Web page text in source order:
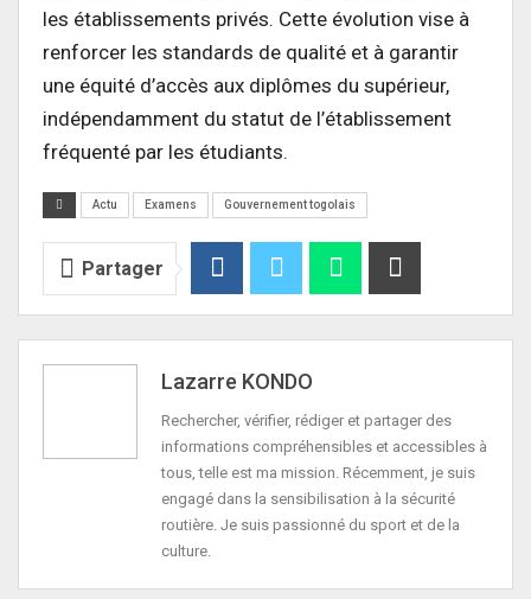
les établissements privés. Cette évolution vise à
renforcer les standards de qualité et à garantir
une équité d’accès aux diplômes du supérieur,
indépendamment du statut de l’établissement
fréquenté par les étudiants.
Actu Examens Gouvernement togolais
Partager
Lazarre KONDO
Rechercher, vérifier, rédiger et partager des
informations compréhensibles et accessibles à
tous, telle est ma mission. Récemment, je suis
engagé dans la sensibilisation à la sécurité
routière. Je suis passionné du sport et de la
culture.